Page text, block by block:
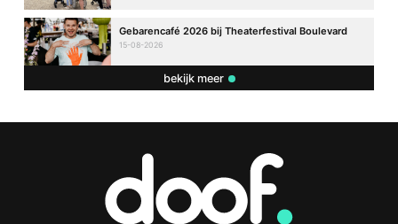
Gebarencafé 2026 bij Theaterfestival Boulevard
15-08-2026
bekijk meer